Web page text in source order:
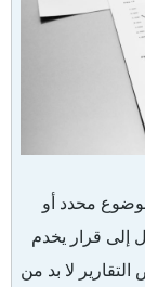
محدد أو
إلى قرار يخدم
لا بد من